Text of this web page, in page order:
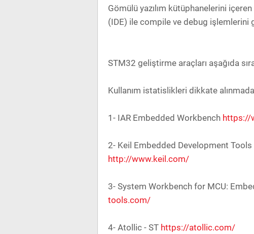
Gömülü yazılım kütüphanelerini
(IDE) ile compile ve debug işlemlerini
STM32 geliştirme araçları aşağıda
Kullanım istatislikleri dikkate
1- IAR Embedded Workbench https://
2- Keil Embedded Development
http://www.keil.com/
3- System Workbench for MCU:
tools.com/
4- Atollic - ST https://atollic.com/